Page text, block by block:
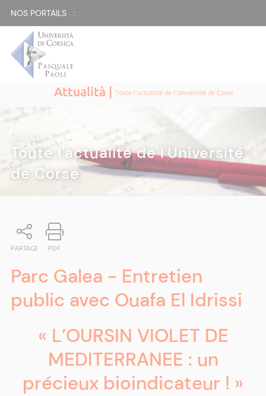
NOS PORTAILS :
Attualità |Toute l'actualité de l'Université de Corse
ATTUALITÀ|
Toute l'actualité de l'Université
de Corse
PARTAGE PDF
Parc Galea - Entretien
public avec Ouafa El Idrissi
« L’OURSIN VIOLET DE
MEDITERRANEE : un
précieux bioindicateur ! »